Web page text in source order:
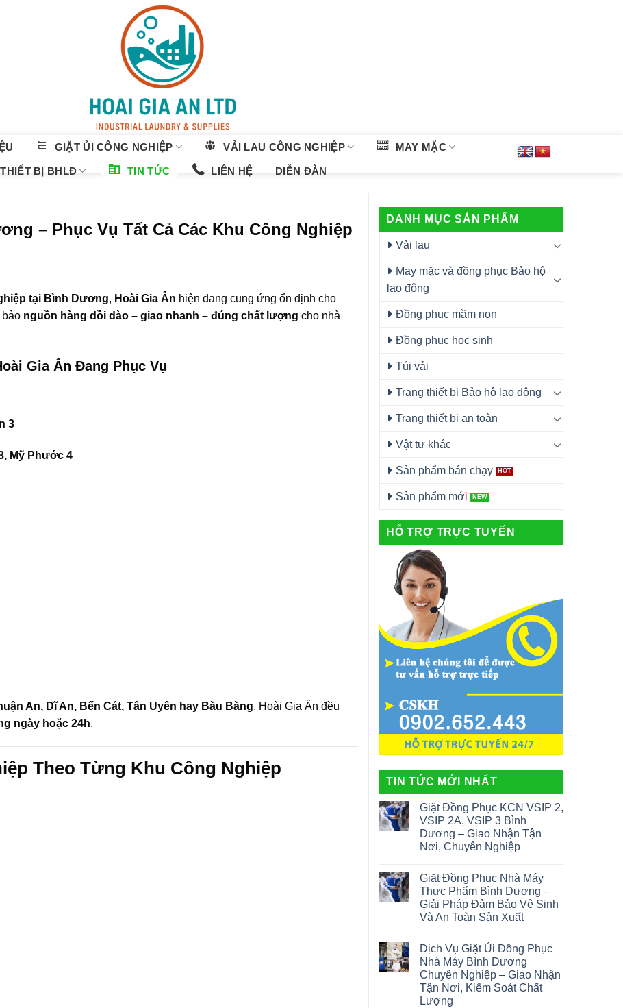
GIẶT ỦI CÔNG NGHIỆP VẢI LAU CÔNG NGHIỆP MAY MẶC
BỊ BHLĐ TIN TỨC LIÊN HỆ DIỄN ĐÀN
– Phục Vụ Tất Cả Các Khu Công Nghiệp
tại Bình Dương, Hoài Gia Ân hiện đang cung ứng ổn định cho
bảo nguồn hàng dồi dào – giao nhanh – đúng chất lượng cho nhà
Gia Ân Đang Phục Vụ
3
Mỹ Phước 4
An, Dĩ An, Bến Cát, Tân Uyên hay Bàu Bàng, Hoài Gia Ân đều
ngày hoặc 24h.
Theo Từng Khu Công Nghiệp
DANH MỤC SẢN PHẨM
Vải lau
May mặc và đồng phục Bảo hộ
lao động
Đồng phục mầm non
Đồng phục học sinh
Túi vải
Trang thiết bị Bảo hộ lao động
Trang thiết bị an toàn
Vật tư khác
Sản phẩm bán chạy
Sản phẩm mới
HỖ TRỢ TRỰC TUYẾN
TIN TỨC MỚI NHẤT
Giặt Đồng Phục KCN VSIP 2,
VSIP 2A, VSIP 3 Bình
Dương – Giao Nhận Tận
Nơi, Chuyên Nghiệp
Giặt Đồng Phục Nhà Máy
Thực Phẩm Bình Dương –
Giải Pháp Đảm Bảo Vệ Sinh
Và An Toàn Sản Xuất
Dịch Vụ Giặt Ủi Đồng Phục
Nhà Máy Bình Dương
Chuyên Nghiệp – Giao Nhận
Tận Nơi, Kiểm Soát Chất
Lượng